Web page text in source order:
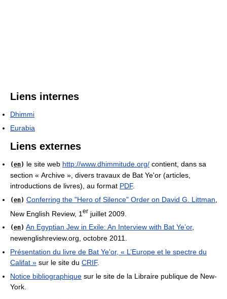
Liens internes
Dhimmi
Eurabia
Liens externes
(en) le site web http://www.dhimmitude.org/ contient, dans sa
section « Archive », divers travaux de Bat Ye'or (articles,
introductions de livres), au format PDF.
(en) Conferring the "Hero of Silence" Order on David G. Littman
New English Review, 1 er juillet 2009.
(en) An Egyptian Jew in Exile: An Interview with Bat Ye’or,
newenglishreview.org, octobre 2011.
Présentation du livre de Bat Ye'or, « L’Europe et le spectre du
Califat » sur le site du CRIF.
Notice bibliographique sur le site de la Libraire publique de New-
York.